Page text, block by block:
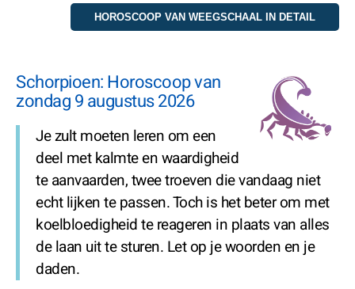
Schorpioen: Horoscoop van
zondag 9 augustus 2026
Je zult moeten leren om een
deel met kalmte en waardigheid
te aanvaarden, twee troeven die vandaag niet
echt lijken te passen. Toch is het beter om met
koelbloedigheid te reageren in plaats van alles
de laan uit te sturen. Let op je woorden en je
daden.